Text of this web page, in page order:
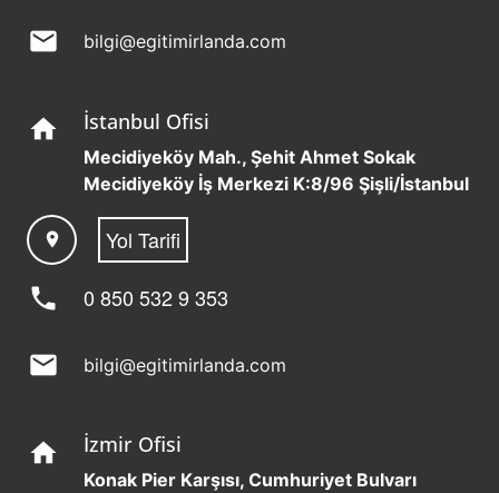
mail bilgi@egitimirlanda.com
home İstanbul Ofisi
Mecidiyeköy Mah., Şehit Ahmet Sokak
Mecidiyeköy İş Merkezi K:8/96 Şişli/İstanbul
location_on Yol Tarifi
phone 0 850 532 9 353
mail bilgi@egitimirlanda.com
home İzmir Ofisi
Konak Pier Karşısı, Cumhuriyet Bulvarı